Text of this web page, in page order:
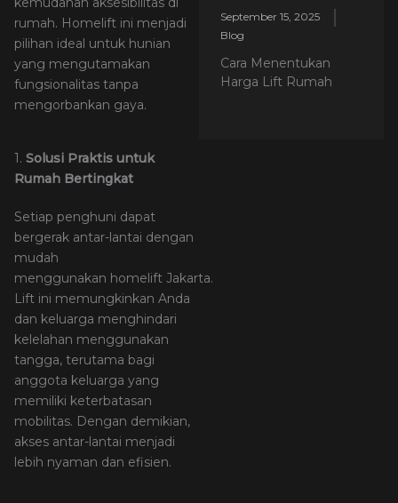
rumah. Homelift ini menjadi
pilihan ideal untuk hunian
yang mengutamakan
fungsionalitas tanpa
mengorbankan gaya.
1. Solusi Praktis untuk
Rumah Bertingkat
Setiap penghuni dapat
bergerak antar-lantai dengan
mudah
menggunakan homelift Jakarta.
Lift ini memungkinkan Anda
dan keluarga menghindari
kelelahan menggunakan
tangga, terutama bagi
anggota keluarga yang
memiliki keterbatasan
mobilitas. Dengan demikian,
akses antar-lantai menjadi
lebih nyaman dan efisien.
Cara Menentukan
Harga Lift Rumah
September 15, 2025
Blog